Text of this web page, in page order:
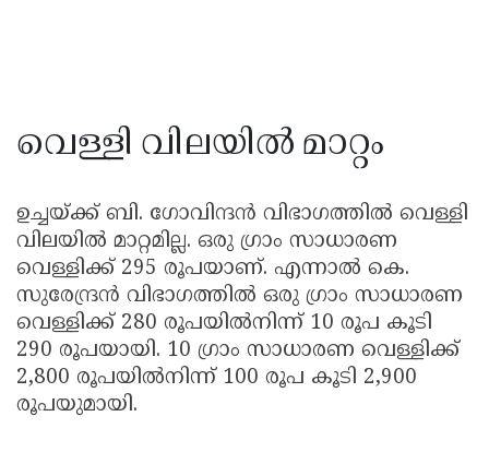
വെള്ളി വിലയിൽ മാറ്റം
ഉച്ചയ്ക്ക് ബി. ഗോവിന്ദൻ വിഭാഗത്തിൽ വെള്ളി
വിലയിൽ മാറ്റമില്ല. ഒരു ഗ്രാം സാധാരണ
വെള്ളിക്ക് 295 രൂപയാണ്. എന്നാൽ കെ.
സുരേന്ദ്രൻ വിഭാഗത്തിൽ ഒരു ഗ്രാം സാധാരണ
വെള്ളിക്ക് 280 രൂപയിൽനിന്ന് 10 രൂപ കൂടി
290 രൂപയായി. 10 ഗ്രാം സാധാരണ വെള്ളിക്ക്
2,800 രൂപയിൽനിന്ന് 100 രൂപ കൂടി 2,900
രൂപയുമായി.